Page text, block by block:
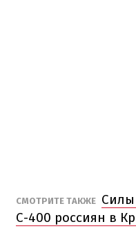
СМОТРИТЕ ТАКЖЕ
С-400 россиян в